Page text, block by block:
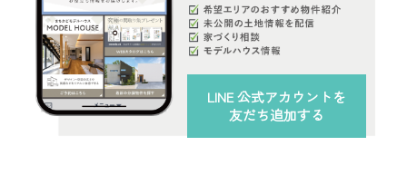
LINE 公式アカウントを
友だち追加する